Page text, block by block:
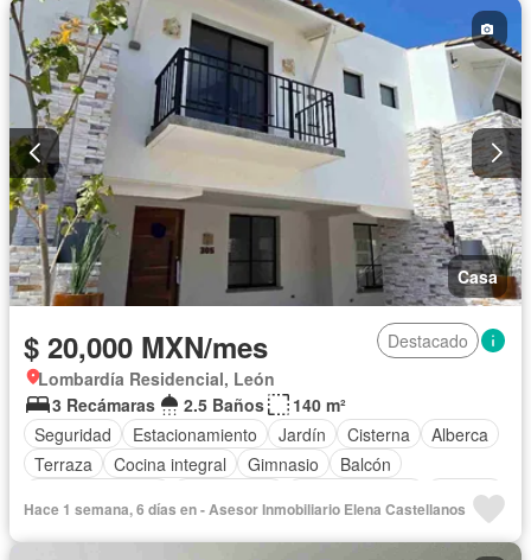
Casa
$ 20,000 MXN/mes
Destacado
Lombardía Residencial, León
3 Recámaras
2.5 Baños
140 m²
Seguridad
Estacionamiento Jardín Cisterna
Alberca
Terraza
Cocina integral Gimnasio
Balcón
Internet
Bodega
Circuito cerrado de televisión
Electricidad
Hace 1 semana, 6 días en - Asesor Inmobiliario Elena Castellanos